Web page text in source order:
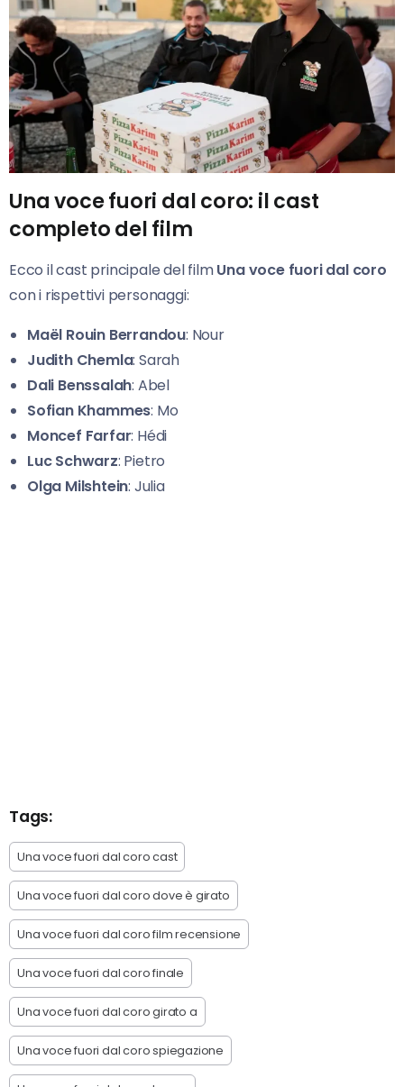
Una voce fuori dal coro: il cast
completo del film
Ecco il cast principale del filmUna voce fuori dal coro
con i rispettivi personaggi:
Maël Rouin Berrandou: Nour
Judith Chemla: Sarah
Dali Benssalah: Abel
Sofian Khammes: Mo
Moncef Farfar: Hédi
Luc Schwarz: Pietro
Olga Milshtein: Julia
Tags:
Una voce fuori dal coro cast
Una voce fuori dal coro dove è girato
Una voce fuori dal coro film recensione
Una voce fuori dal coro finale
Una voce fuori dal coro girato a
Una voce fuori dal coro spiegazione